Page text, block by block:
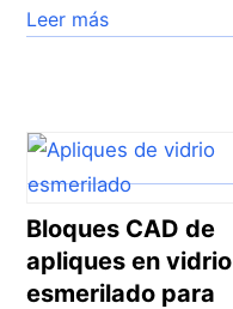
Leer más
Bloques CAD de
apliques en vidrio
esmerilado para